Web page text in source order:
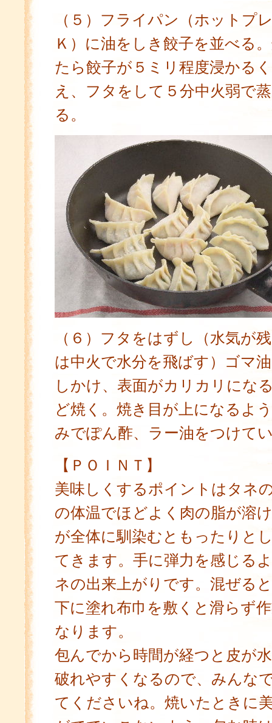
（５）フライパン（ホットプ
Ｋ）に油をしき餃子を並べる
たら餃子が５ミリ程度浸かる
え、フタをして５分中火弱で
る。
（６）フタをはずし（水気が
は中火で水分を飛ばす）ゴマ
しかけ、表面がカリカリにな
ど焼く。焼き目が上になるよ
みでぽん酢、ラー油をつけて
【ＰＯＩＮＴ】
美味しくするポイントはタネ
の体温でほどよく肉の脂が溶
が全体に馴染むともったりと
てきます。手に弾力を感じる
ネの出来上がりです。混ぜる
下に塗れ布巾を敷くと滑らず
なります。
包んでから時間が経つと皮が
破れやすくなるので、みんな
てくださいね。焼いたときに